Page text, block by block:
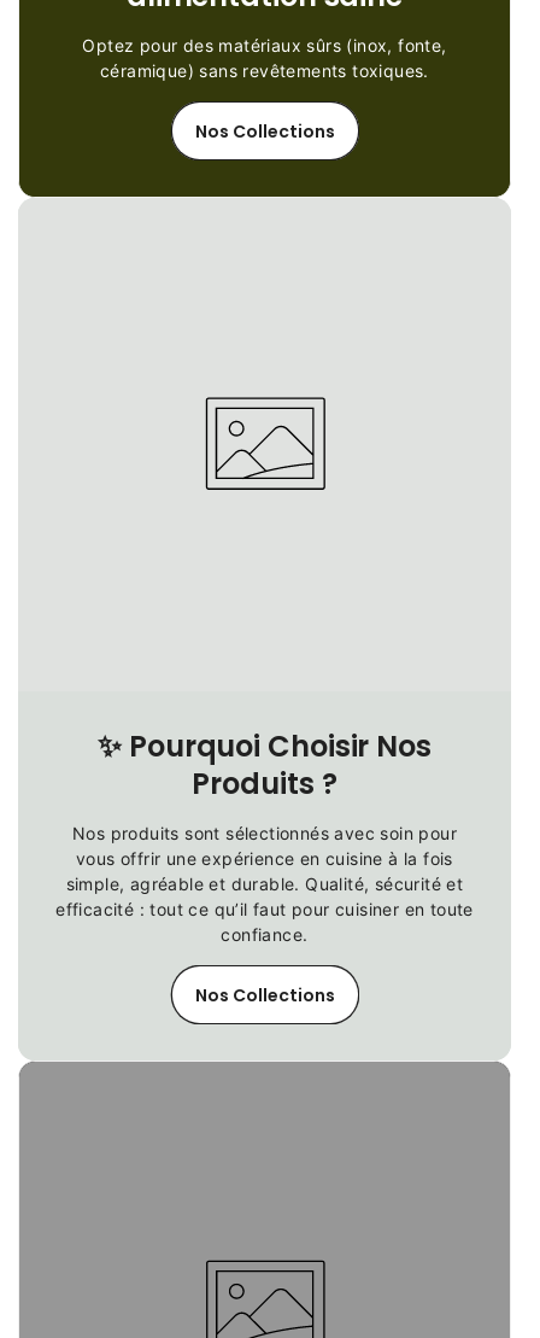
Optez pour des matériaux sûrs (inox, fonte,
céramique) sans revêtements toxiques.
Nos Collections
✨ Pourquoi Choisir Nos
Produits ?
Nos produits sont sélectionnés avec soin pour
vous offrir une expérience en cuisine à la fois
simple, agréable et durable. Qualité, sécurité et
efficacité : tout ce qu’il faut pour cuisiner en toute
confiance.
Nos Collections